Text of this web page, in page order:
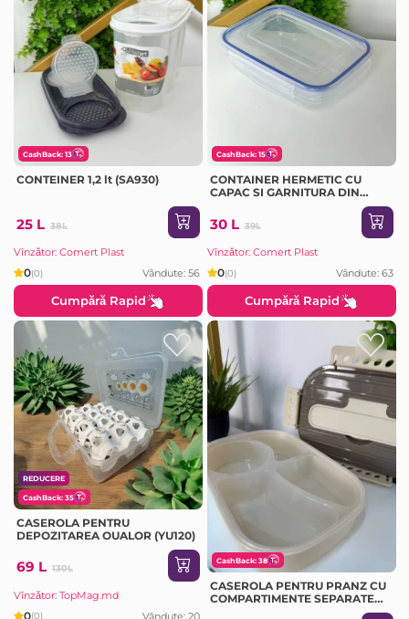
CashBack: 13
CONTEINER 1,2 lt (SA930)
25 L 38L
Vînzător: Comert Plast
0(0) Vândute: 56
Cumpără Rapid
CashBack: 15
CONTAINER HERMETIC CU
CAPAC SI GARNITURA DIN
30 L 39L
Vînzător: Comert Plast
0(0) Vândute: 63
Cumpără Rapid
REDUCERE
CashBack: 35
CASEROLA PENTRU
DEPOZITAREA OUALOR (YU120)
69 L 130L
Vînzător: TopMag.md
0(0) Vândute: 20
CashBack: 38
CASEROLA PENTRU PRANZ CU
COMPARTIMENTE SEPARATE